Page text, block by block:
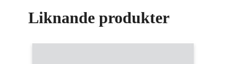
Liknande produkter